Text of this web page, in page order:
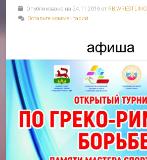
Опубликовано на 24.11.2016 от RB.WRESTLING
Оставьте комментарий